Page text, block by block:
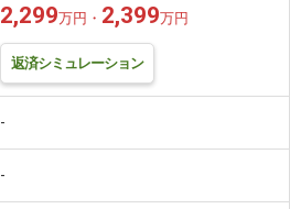
2,299万円・ 2,399万円
返済シミュレーション
-
-